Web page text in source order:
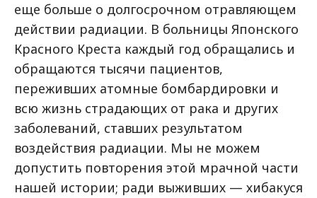
еще больше о долгосрочном отравляющем
действии радиации. В больницы Японского
Красного Креста каждый год обращались и
обращаются тысячи пациентов,
переживших атомные бомбардировки и
всю жизнь страдающих от рака и других
заболеваний, ставших результатом
воздействия радиации. Мы не можем
допустить повторения этой мрачной части
нашей истории; ради выживших — хибакуся